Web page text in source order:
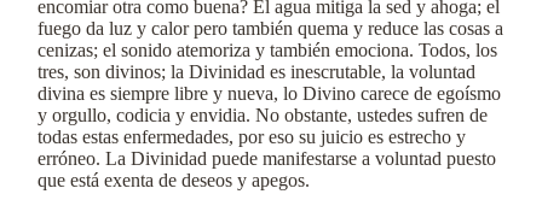
encomiar otra como buena? El agua mitiga la sed y ahoga; el
fuego da luz y calor pero también quema y reduce las cosas a
cenizas; el sonido atemoriza y también emociona. Todos, los
tres, son divinos; la Divinidad es inescrutable, la voluntad
divina es siempre libre y nueva, lo Divino carece de egoísmo
y orgullo, codicia y envidia. No obstante, ustedes sufren de
todas estas enfermedades, por eso su juicio es estrecho y
erróneo. La Divinidad puede manifestarse a voluntad puesto
que está exenta de deseos y apegos.